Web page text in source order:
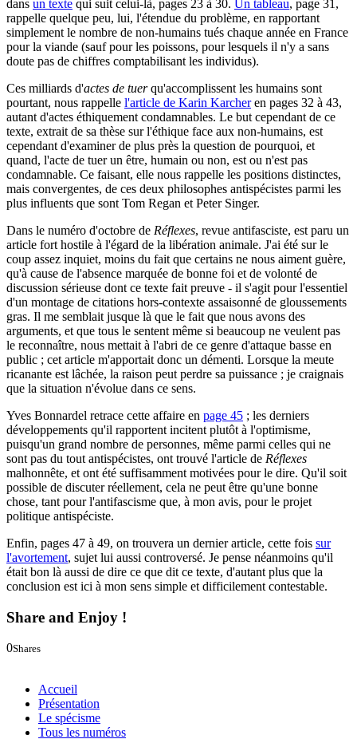
dans un texte qui suit celui-là, pages 23 à 30. Un tableau, page 31,
rappelle quelque peu, lui, l'étendue du problème, en rapportant
simplement le nombre de non-humains tués chaque année en France
pour la viande (sauf pour les poissons, pour lesquels il n'y a sans
doute pas de chiffres comptabilisant les individus).
Ces milliards d'actes de tuerqu'accomplissent les humains sont
pourtant, nous rappelle l'article de Karin Karcheren pages 32 à 43,
autant d'actes éthiquement condamnables. Le but cependant de ce
texte, extrait de sa thèse sur l'éthique face aux non-humains, est
cependant d'examiner de plus près la question de pourquoi, et
quand, l'acte de tuer un être, humain ou non, est ou n'est pas
condamnable. Ce faisant, elle nous rappelle les positions distinctes,
mais convergentes, de ces deux philosophes antispécistes parmi les
plus influents que sont Tom Regan et Peter Singer.
Dans le numéro d'octobre de Réflexes, revue antifasciste, est paru un
article fort hostile à l'égard de la libération animale. J'ai été sur le
coup assez inquiet, moins du fait que certains ne nous aiment guère,
qu'à cause de l'absence marquée de bonne foi et de volonté de
discussion sérieuse dont ce texte fait preuve - il s'agit pour l'essentiel
d'un montage de citations hors-contexte assaisonné de gloussements
gras. Il me semblait jusque là que le fait que nous avons des
arguments, et que tous le sentent même si beaucoup ne veulent pas
le reconnaître, nous mettait à l'abri de ce genre d'attaque basse en
public ; cet article m'apportait donc un démenti. Lorsque la meute
ricanante est lâchée, la raison peut perdre sa puissance ; je craignais
que la situation n'évolue dans ce sens.
Yves Bonnardel retrace cette affaire en page 45 ; les derniers
développements qu'il rapportent incitent plutôt à l'optimisme,
puisqu'un grand nombre de personnes, même parmi celles qui ne
sont pas du tout antispécistes, ont trouvé l'article de Réflexes
malhonnête, et ont été suffisamment motivées pour le dire. Qu'il soit
possible de discuter réellement, cela ne peut être qu'une bonne
chose, tant pour l'antifascisme que, à mon avis, pour le projet
politique antispéciste.
Enfin, pages 47 à 49, on trouvera un dernier article, cette fois sur
l'avortement, sujet lui aussi controversé. Je pense néanmoins qu'il
était bon là aussi de dire ce que dit ce texte, d'autant plus que la
conclusion est ici à mon sens simple et difficilement contestable.
Share and Enjoy !
0Shares
Accueil
Présentation
Le spécisme
Tous les numéros